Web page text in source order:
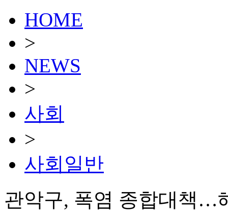
HOME
>
NEWS
>
사회
>
사회일반
관악구, 폭염 종합대책…